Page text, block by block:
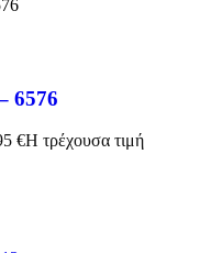
6576
€Η τρέχουσα τιμή